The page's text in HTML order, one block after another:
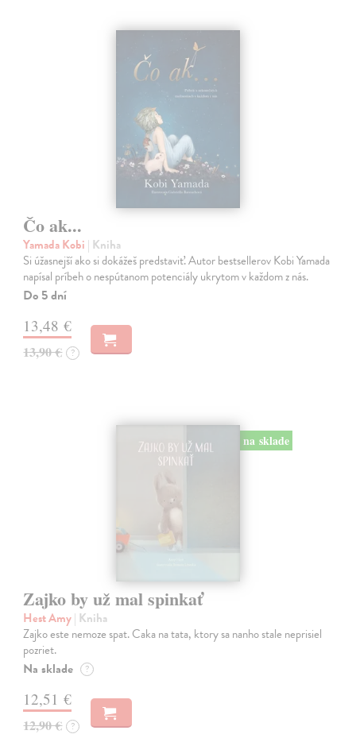
Čo ak...
Yamada Kobi | Kniha
Si úžasnejší ako si dokážeš predstaviť. Autor bestsellerov Kobi Yamada
napísal príbeh o nespútanom potenciály ukrytom v každom z nás.
Do 5 dní
13,48 €
13,90 € ?
na sklade
Zajko by už mal spinkať
Hest Amy| Kniha
Zajko este nemoze spat. Caka na tata, ktory sa nanho stale neprisiel
pozriet.
Na sklade ?
12,51 €
12,90 € ?